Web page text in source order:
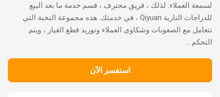
العملاء. لذلك ، فريق محترف ، قسم خدمة ما بعد البيع
للدراجات النارية Qiyuan ، في خدمتك. هذه مجموعة النخبة التي
مع الصعوبات وشكاوى العملاء وتوريد قطع الغيار ، ويتم
...
استفسر الآن